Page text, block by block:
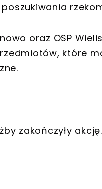
oraz OSP
które
zakończyły